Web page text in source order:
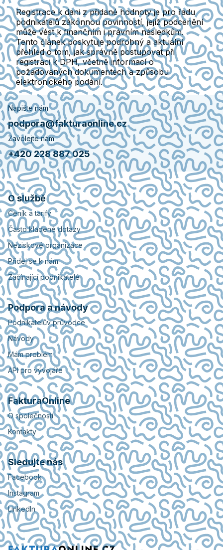
Registrace k dani z přidané hodnoty je pro řadu
podnikatelů zákonnou povinností, jejíž podcenění
může vést k finančním i právním následkům.
Tento článek poskytuje podrobný a aktuální
přehled o tom, jak správně postupovat při
registraci k DPH, včetně informací o
požadovaných dokumentech a způsobu
elektronického podání.
Napište nám
podpora@fakturaonline.cz
Zavolejte nám
+420 228 887 025
O službě
Ceník a tarify
Často kladené dotazy
Neziskové organizace
Přidej se k nám
Začínající podnikatelé
Podpora a návody
Podnikatelův průvodce
Návody
Mám problém
API pro vývojáře
FakturaOnline
O společnosti
Kontakty
Sledujte nás
Facebook
Instagram
LinkedIn